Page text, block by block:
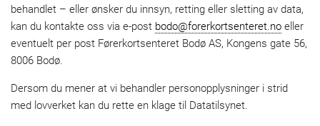
behandlet – eller ønsker du innsyn, retting eller sletting av data,
kan du kontakte oss via e-post bodo@forerkortsenteret.noeller
eventuelt per post Førerkortsenteret Bodø AS, Kongens gate 56,
8006 Bodø.
Dersom du mener at vi behandler personopplysninger i strid
med lovverket kan du rette en klage til Datatilsynet.